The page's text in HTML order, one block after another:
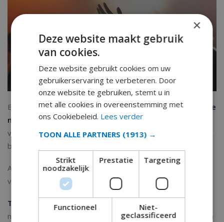
Ben je er klaar voor om je teontspannenen hetgeweldige
nachtlevenvanPlaya de Arote ontdekken? Ga erop uit
voor eendrankje met z’n allen, of als je van
bezoek de bruisende clubscene.
Aan de promenadezul je
vinden waar je de hele nacht kunt feesten tot zonsopgang.
Tip
: Probeer Pacha Box. Dit is het zusje van de beroemde
nachtclub Pacha op Ibiza. Het is net zo goed als die op Ibiza
×
Deze website maakt gebruik
van cookies.
Deze website gebruikt cookies om uw
gebruikerservaring te verbeteren. Door
onze website te gebruiken, stemt u in
met alle cookies in overeenstemming met
ons Cookiebeleid. Lees verder
TOON ALLE PARTNERS (1913) →
Strikt
noodzakelijk
Prestatie Targeting
Functioneel
Niet-
geclassificeerd